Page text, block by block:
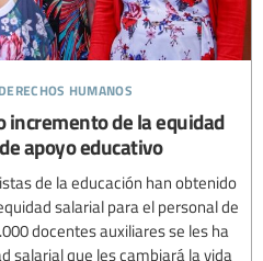
humanos
incremento de la equidad
apoyo educativo
de la educación han obtenido
salarial para el personal de
docentes auxiliares se les ha
salarial que les cambiará la vida